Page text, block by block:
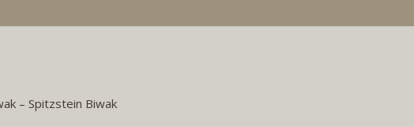
– Spitzstein Biwak